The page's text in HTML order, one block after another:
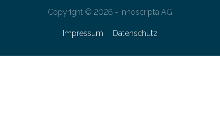
Copyright © 2026 - innoscripta AG
Impressum Datenschutz